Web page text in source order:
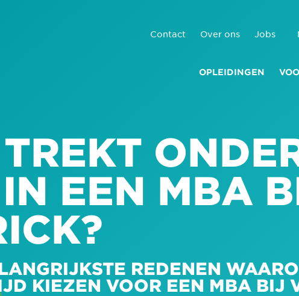
Contact Over ons Jobs
OPLEIDINGEN
EEN MBA
REDENEN
KIEZEN VOOR EEN MBA BIJ